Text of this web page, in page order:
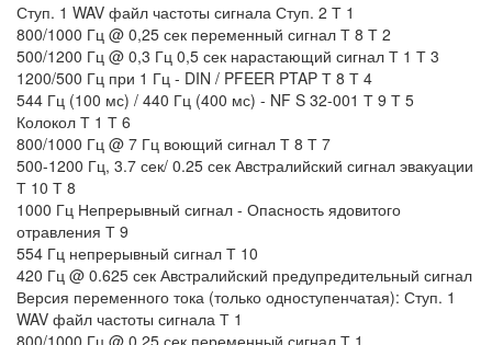
Ступ. 1 WAV файл частоты сигнала Ступ. 2 Т 1
800/1000 Гц @ 0,25 сек переменный сигнал Т 8 Т 2
500/1200 Гц @ 0,3 Гц 0,5 сек нарастающий сигнал Т 1 Т 3
1200/500 Гц при 1 Гц - DIN / PFEER PTAP Т 8 Т 4
544 Гц (100 мс) / 440 Гц (400 мс) - NF S 32-001 Т 9 Т 5
Колокол Т 1 Т 6
800/1000 Гц @ 7 Гц воющий сигнал Т 8 Т 7
500-1200 Гц, 3.7 сек/ 0.25 сек Австралийский сигнал эвакуации
Т 10 Т 8
1000 Гц Непрерывный сигнал - Опасность ядовитого
отравления Т 9
554 Гц непрерывный сигнал Т 10
420 Гц @ 0.625 сек Австралийский предупредительный сигнал
Версия переменного тока (только одноступенчатая): Ступ. 1
WAV файл частоты сигнала Т 1
800/1000 Гц @ 0,25 сек переменный сигнал Т 1